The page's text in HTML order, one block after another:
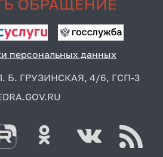
персональных данных
Б. ГРУЗИНСКАЯ, 4/6, ГСП-3